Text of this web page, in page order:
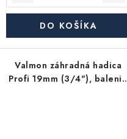
DO KOŠÍKA
Valmon záhradná hadica
Profi 19mm (3/4"), balenie